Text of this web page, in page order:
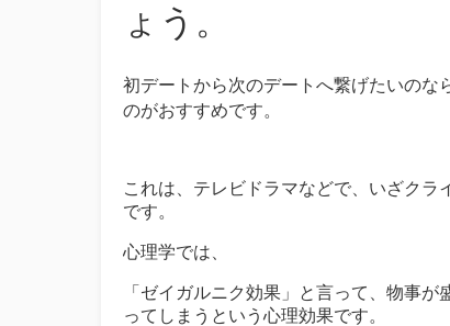
ょう。
初デートから次のデートへ繋げたいのな
のがおすすめです。
これは、テレビドラマなどで、いざク
です。
心理学では、
「ゼイガルニク効果」と言って、物事
ってしまうという心理効果です。